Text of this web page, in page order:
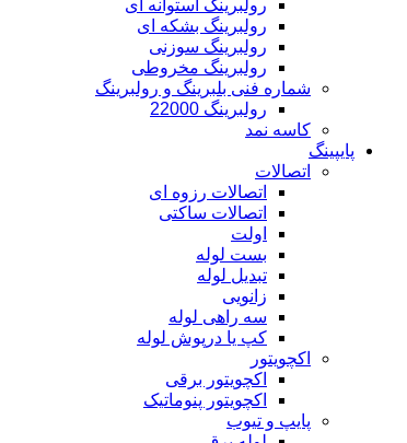
رولبرینگ استوانه ای
رولبرینگ بشکه ای
رولبرینگ سوزنی
رولبرینگ مخروطی
شماره فنی بلبرینگ و رولبرینگ
رولبرینگ 22000
کاسه نمد
پایپینگ
اتصالات
اتصالات رزوه ای
اتصالات ساکتی
اولت
بست لوله
تبدیل لوله
زانویی
سه راهی لوله
کپ یا درپوش لوله
اکچویتور
اکچویتور برقی
اکچویتور پنوماتیک
پایپ و تیوب